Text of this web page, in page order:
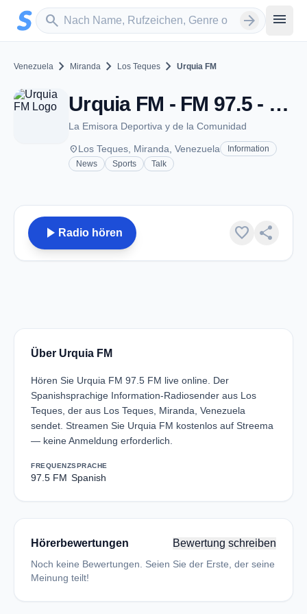
Zum Hauptinhalt springen
search
Sender suchen arrow_forward menu
Venezuela chevron_right Miranda chevron_right Los Teques chevron_right Urquia FM
Urquia FM - FM 97.5 - Los Teques
La Emisora Deportiva y de la Comunidad
placeLos Teques, Miranda, Venezuela
Information
News
Sports Talk
play_arrow Radio hören favorite share
Über Urquia FM
Hören Sie Urquia FM 97.5 FM live online. Der
Spanishsprachige Information-Radiosender aus Los
Teques, der aus Los Teques, Miranda, Venezuela
sendet. Streamen Sie Urquia FM kostenlos auf Streema
— keine Anmeldung erforderlich.
FREQUENZ
97.5 FM
SPRACHE
Spanish
Hörerbewertungen Bewertung schreiben
Noch keine Bewertungen. Seien Sie der Erste, der seine
Meinung teilt!